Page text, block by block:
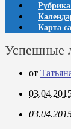
Карта
Успешные
от